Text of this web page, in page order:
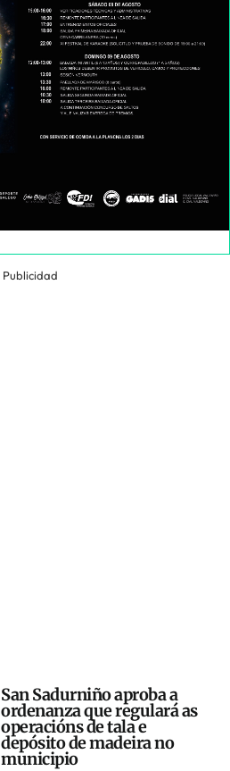
Publicidad
San Sadurniño aproba a
ordenanza que regulará as
operacións de tala e
depósito de madeira no
municipio